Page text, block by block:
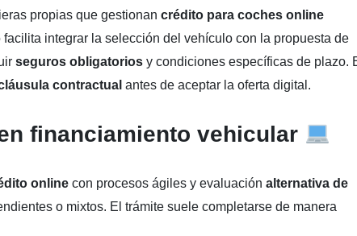
propias que gestionan crédito para coches online
facilita integrar la selección del vehículo con la propuesta de
seguros obligatorios y condiciones específicas de plazo.
contractual antes de aceptar la oferta digital.
financiamiento vehicular
online con procesos ágiles y evaluación alternativa de
o mixtos. El trámite suele completarse de manera